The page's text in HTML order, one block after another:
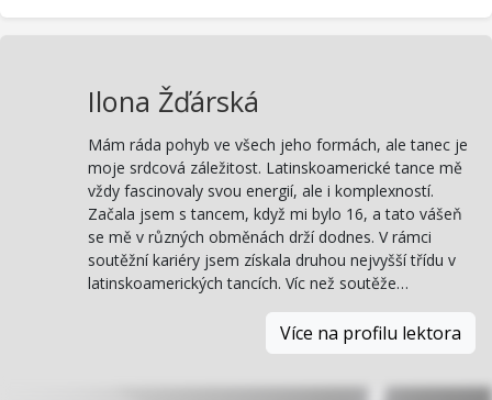
Ilona Žďárská
Mám ráda pohyb ve všech jeho formách, ale tanec je
moje srdcová záležitost. Latinskoamerické tance mě
vždy fascinovaly svou energií, ale i komplexností.
Začala jsem s tancem, když mi bylo 16, a tato vášeň
se mě v různých obměnách drží dodnes. V rámci
soutěžní kariéry jsem získala druhou nejvyšší třídu v
latinskoamerických tancích. Víc než soutěže…
Více na profilu lektora